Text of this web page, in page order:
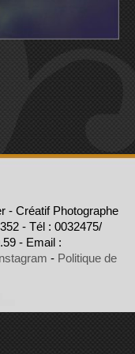
- Créatif Photographe
- Tél : 0032475/
- Email :
- Politique de